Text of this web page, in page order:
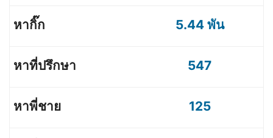
5.44 พัน
547
125